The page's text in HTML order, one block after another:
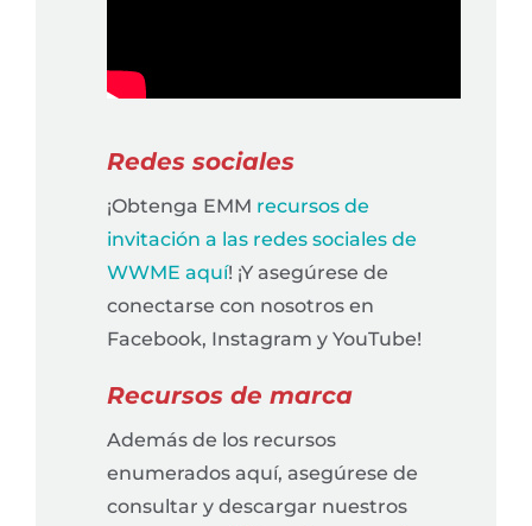
Redes sociales
¡Obtenga EMM recursos de
invitación a las redes sociales de
WWME aquí! ¡Y asegúrese de
conectarse con nosotros en
Facebook, Instagram y YouTube!
Recursos de marca
Además de los recursos
enumerados aquí, asegúrese de
consultar y descargar nuestros